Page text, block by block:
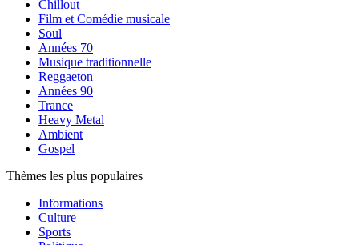
Chillout
Film et Comédie musicale
Soul
Années 70
Musique traditionnelle
Reggaeton
Années 90
Trance
Heavy Metal
Ambient
Gospel
Thèmes les plus populaires
Informations
Culture
Sports